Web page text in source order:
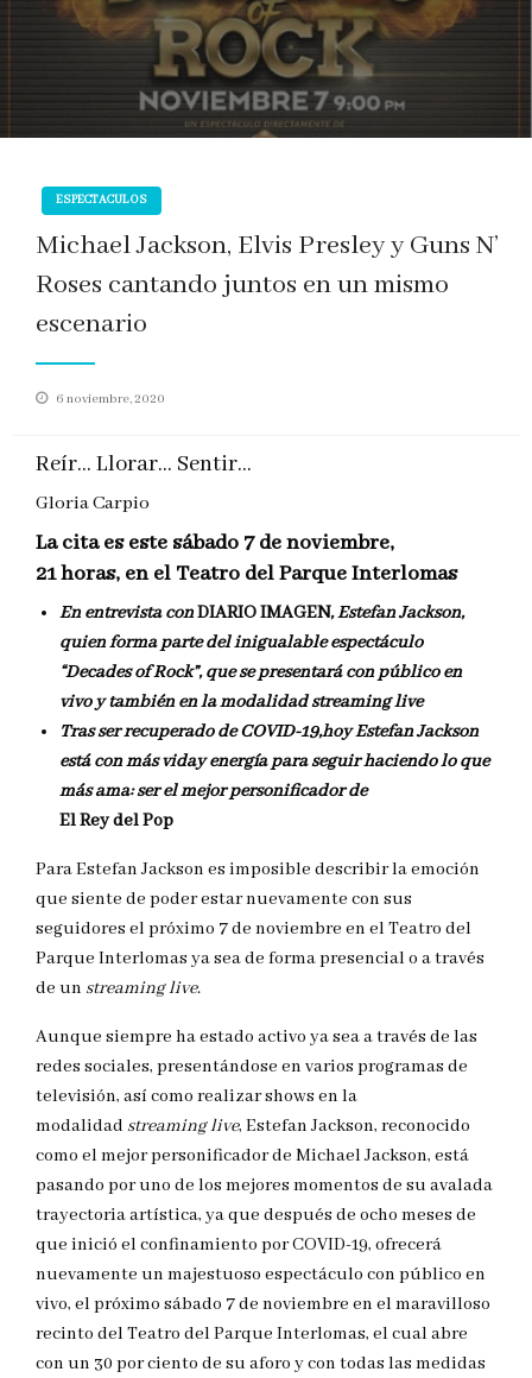
ESPECTACULOS
Michael Jackson, Elvis Presley y Guns N’
Roses cantando juntos en un mismo
escenario
Publicado
6 noviembre, 2020
Reír… Llorar… Sentir…
Gloria Carpio
La cita es este sábado 7 de noviembre,
21 horas, en el Teatro del Parque Interlomas
En entrevista conDIARIO IMAGEN, Estefan Jackson,
quien forma parte del inigualable espectáculo
“Decades of Rock”, que se presentará con público en
vivo y también en la modalidad streaming live
Tras ser recuperado de COVID-19,hoy Estefan Jackson
está con más viday energía para seguir haciendo lo que
más ama: ser el mejor personificador de
El Rey del Pop
Para Estefan Jackson es imposible describir la emoción
que siente de poder estar nuevamente con sus
seguidores el próximo 7 de noviembre en el Teatro del
Parque Interlomas ya sea de forma presencial o a través
de un streaming live.
Aunque siempre ha estado activo ya sea a través de las
redes sociales, presentándose en varios programas de
televisión, así como realizar shows en la
modalidad streaming live, Estefan Jackson, reconocido
como el mejor personificador de Michael Jackson, está
pasando por uno de los mejores momentos de su avalada
trayectoria artística, ya que después de ocho meses de
que inició el confinamiento por COVID-19, ofrecerá
nuevamente un majestuoso espectáculo con público en
vivo, el próximo sábado 7 de noviembre en el maravilloso
recinto del Teatro del Parque Interlomas, el cual abre
con un 30 por ciento de su aforo y con todas las medidas